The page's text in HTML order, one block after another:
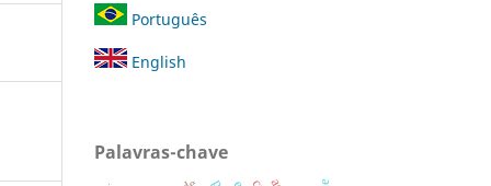
Português
English
Palavras-chave